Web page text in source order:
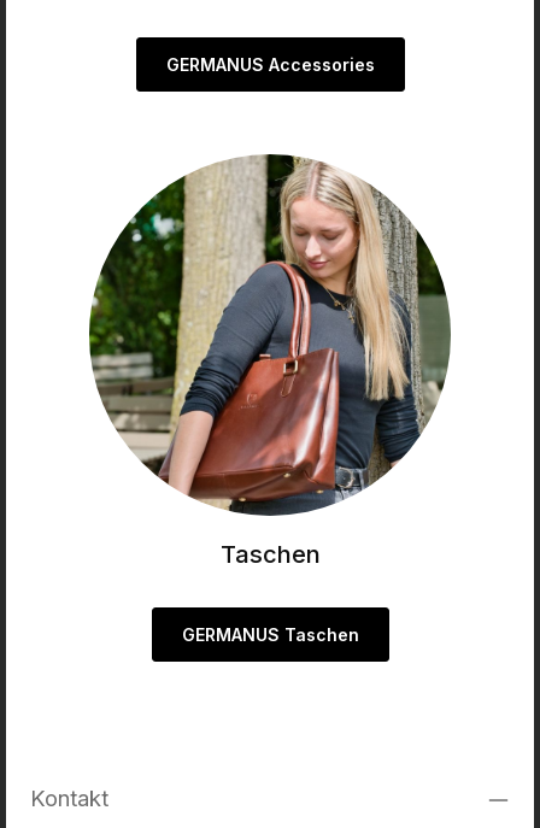
GERMANUS Accessories
Taschen
GERMANUS Taschen
Kontakt